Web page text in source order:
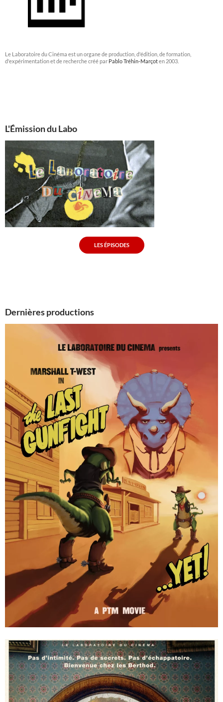
Le Laboratoire du Cinéma est un organe de production, d'édition, de formation,
d'expérimentation et de recherche créé par Pablo Tréhin-Marçoten 2003.
L'Émission du Labo
LES ÉPISODES
Dernières productions